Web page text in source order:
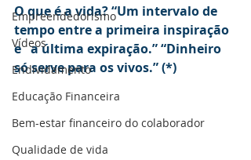
Empreendedorismo
Vídeos
Endividamento
Educação Financeira
Bem-estar financeiro do colaborador
Qualidade de vida
O que é a vida? “Um intervalo de
tempo entre a primeira inspiração
e   a última expiração.” “Dinheiro
só serve para os vivos.” (*)